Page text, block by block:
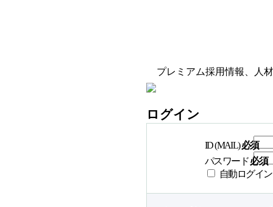
プレミアム採用情報、人
ログイン
ID (MAIL)必須
パスワード必須
自動ログイン